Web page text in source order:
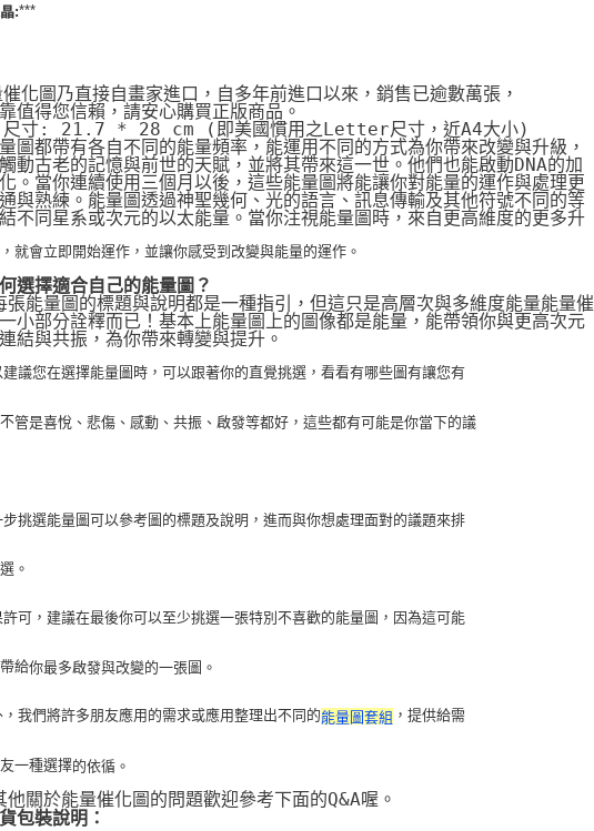
:***
化圖乃直接自畫家進口，自多年前進口以來，銷售已逾數萬張，
值得您信賴，請安心購買正版商品。
尺寸: 21.7 * 28 cm (即美國慣用之Letter尺寸，近A4大小)
圖都帶有各自不同的能量頻率，能運用不同的方式為你帶來改變與升級，
動古老的記憶與前世的天賦，並將其帶來這一世。他們也能啟動DNA的加
。當你連續使用三個月以後，這些能量圖將能讓你對能量的運作與處理更
與熟練。能量圖透過神聖幾何、光的語言、訊息傳輸及其他符號不同的等
不同星系或次元的以太能量。當你注視能量圖時，來自更高維度的更多升
就會立即開始運作，並讓你感受到改變與能量的運作。
選擇適合自己的能量圖？
能量圖的標題與說明都是一種指引，但這只是高層次與多維度能量能量催
小部分詮釋而已！基本上能量圖上的圖像都是能量，能帶領你與更高次元
結與共振，為你帶來轉變與提升。
建議您在選擇能量圖時，可以跟著你的直覺挑選，看看有哪些圖有讓您有
管是喜悅、悲傷、感動、共振、啟發等都好，這些都有可能是你當下的議
步挑選能量圖可以參考圖的標題及說明，進而與你想處理面對的議題來排
。
許可，建議在最後你可以至少挑選一張特別不喜歡的能量圖，因為這可能
給你最多啟發與改變的一張圖。
，我們將許多朋友應用的需求或應用整理出不同的
能量圖套組 ，提供給需
一種選擇的依循。
關於能量催化圖的問題歡迎參考下面的Q&A喔。
包裝說明：